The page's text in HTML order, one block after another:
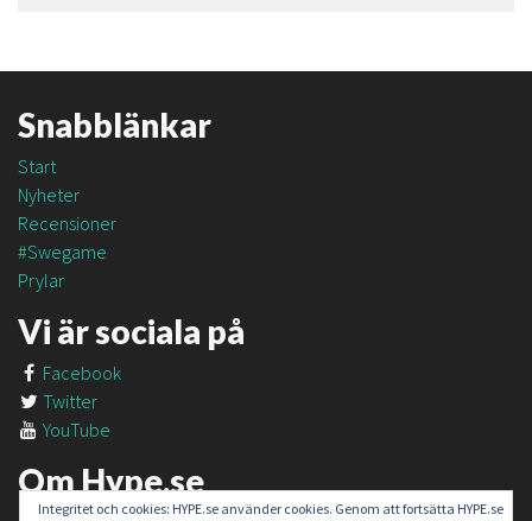
Snabblänkar
Start
Nyheter
Recensioner
#Swegame
Prylar
Vi är sociala på
Facebook
Twitter
YouTube
Om Hype.se
Integritet och cookies: HYPE.se använder cookies. Genom att fortsätta HYPE.se